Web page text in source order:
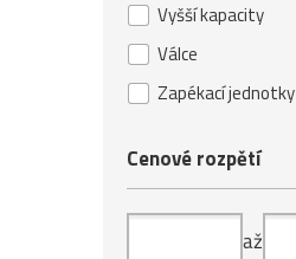
Vyšší kapacity
Válce
Zapékací jednotky
Cenové rozpětí
až